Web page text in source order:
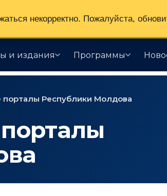
и издания Программы
Республики Молдова
некорректно. Пожалуйста,